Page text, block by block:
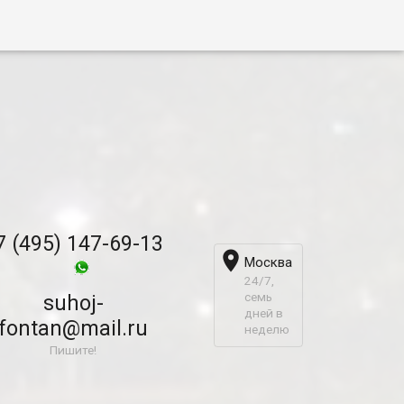
(495) 147-69-13
suhoj-
Пишите!
Москва
24/7,
семь
дней в
неделю